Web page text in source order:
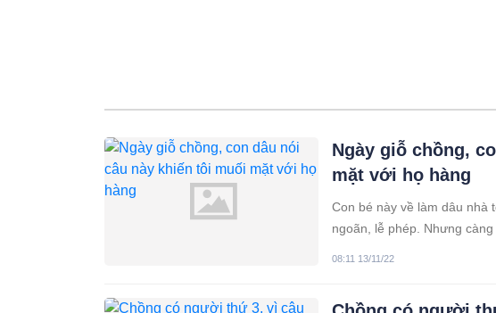
Ngày giỗ chồng,
mặt với họ hàng
Con bé này về làm dâu nhà
ngoãn, lễ phép. Nhưng
08:11 13/11/22